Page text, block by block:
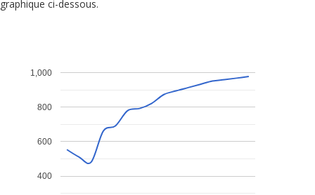
graphique ci-dessous.
400
600
800
1,000